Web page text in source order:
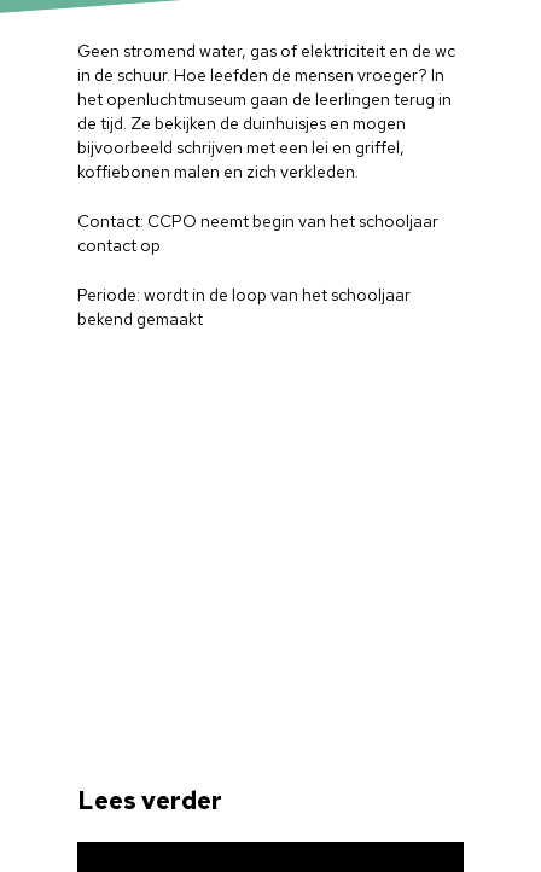
Geen stromend water, gas of elektriciteit en de wc
in de schuur. Hoe leefden de mensen vroeger? In
het openluchtmuseum gaan de leerlingen terug in
de tijd. Ze bekijken de duinhuisjes en mogen
bijvoorbeeld schrijven met een lei en griffel,
koffiebonen malen en zich verkleden.
Contact: CCPO neemt begin van het schooljaar
contact op
Periode: wordt in de loop van het schooljaar
bekend gemaakt
Lees verder